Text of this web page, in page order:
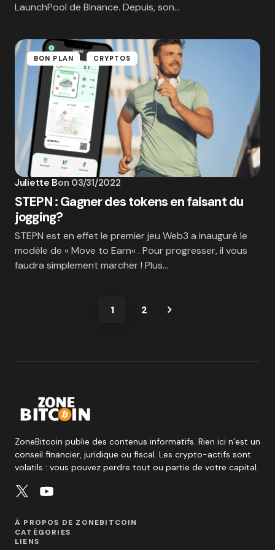
LaunchPool de Binance. Depuis, son…
BON PLAN CRYPTOS
Juliette Bon 03/31/2022
STEPN : Gagner des tokens en faisant du
jogging?
STEPN est en effet le premier jeu Web3 a inauguré le
modèle de « Move to Earn« . Pour progresser, il vous
faudra simplement marcher ! Plus…
1 2
ZoneBitcoin publie des contenus informatifs. Rien ici n’est un
conseil financier, juridique ou fiscal. Les crypto-actifs sont
volatils : vous pouvez perdre tout ou partie de votre capital.
À PROPOS DE ZONEBITCOIN
CATÉGORIES
LIENS